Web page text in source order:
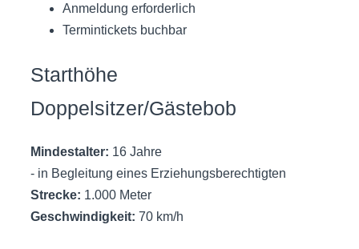
Anmeldung erforderlich
Termintickets buchbar
Starthöhe
Doppelsitzer/Gästebob
Mindestalter: 16 Jahre
- in Begleitung eines Erziehungsberechtigten
Strecke: 1.000 Meter
Geschwindigkeit: 70 km/h